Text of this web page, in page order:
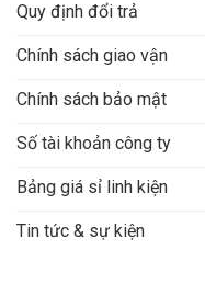
Quy định đổi trả
Chính sách giao vận
Chính sách bảo mật
Số tài khoản công ty
Bảng giá sỉ linh kiện
Tin tức & sự kiện